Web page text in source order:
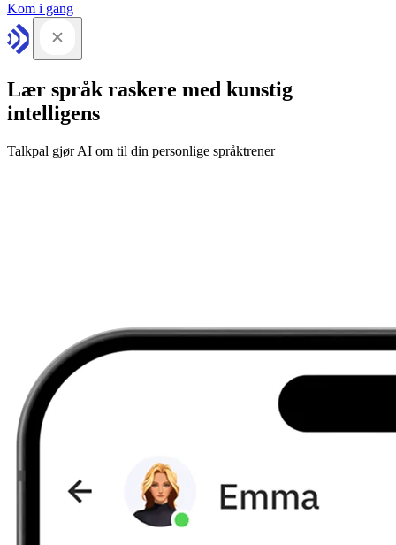
Kom i gang
Lær språk raskere med kunstig
intelligens
Talkpal gjør AI om til din personlige språktrener